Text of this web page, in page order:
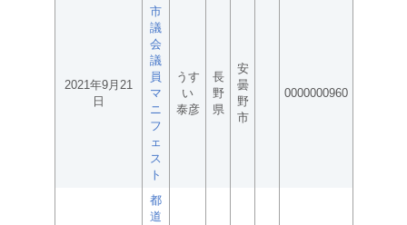
2021年9月21
日
市
議
会
議
員
マ
ニ
フ
ェ
ス
ト
うす
い
泰彦
長
野
県
安
曇
野
市
0000000960
都
道